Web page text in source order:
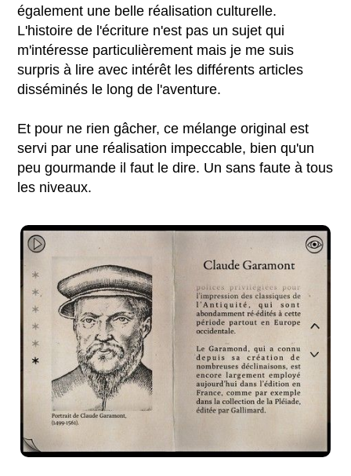
également une belle réalisation culturelle.
L'histoire de l'écriture n'est pas un sujet qui
m'intéresse particulièrement mais je me suis
surpris à lire avec intérêt les différents articles
disséminés le long de l'aventure.
Et pour ne rien gâcher, ce mélange original est
servi par une réalisation impeccable, bien qu'un
peu gourmande il faut le dire. Un sans faute à tous
les niveaux.